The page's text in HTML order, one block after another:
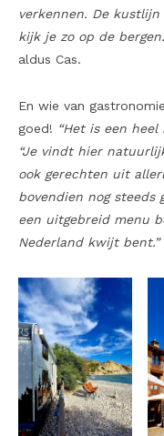
verkennen. De
kijk je zo op de
aldus Cas.
En wie van
goed! “Het is een heel
“Je vindt hier
ook gerechten uit
bovendien nog steeds
een uitgebreid menu
Nederland kwijt bent.”